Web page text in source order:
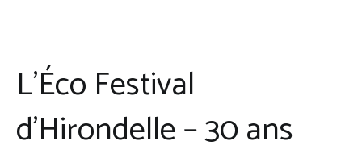
L’Éco Festival
d’Hirondelle – 30 ans